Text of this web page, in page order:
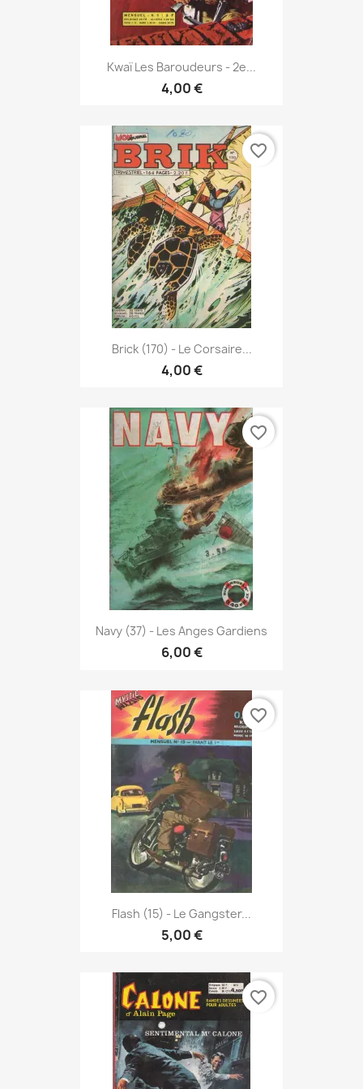
Kwaï Les Baroudeurs - 2e...
4,00 €
Brick (170) - Le Corsaire...
4,00 €
favorite_border
Navy (37) - Les Anges Gardiens
6,00 €
favorite_border
Flash (15) - Le Gangster...
5,00 €
favorite_border
favorite_border